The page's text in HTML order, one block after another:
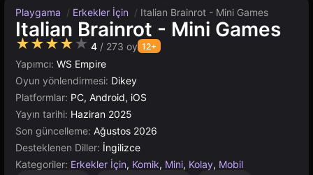
Playgama / Erkekler İçin / Italian Brainrot - Mini Games
Italian Brainrot - Mini Games
★★★★★ 4 / 273 oy 12+
Yapımcı: WS Empire
Oyun yönlendirmesi: Dikey
Platformlar: PC, Android, iOS
Yayın tarihi: Haziran 2025
Son güncelleme: Ağustos 2026
Desteklenen Diller: İngilizce
Kategoriler: Erkekler İçin, Komik, Mini, Kolay, Mobil